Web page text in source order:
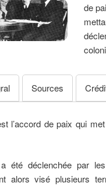
de
Sources
l’accord de paix qui
été déclenchée par
alors visé plusieurs